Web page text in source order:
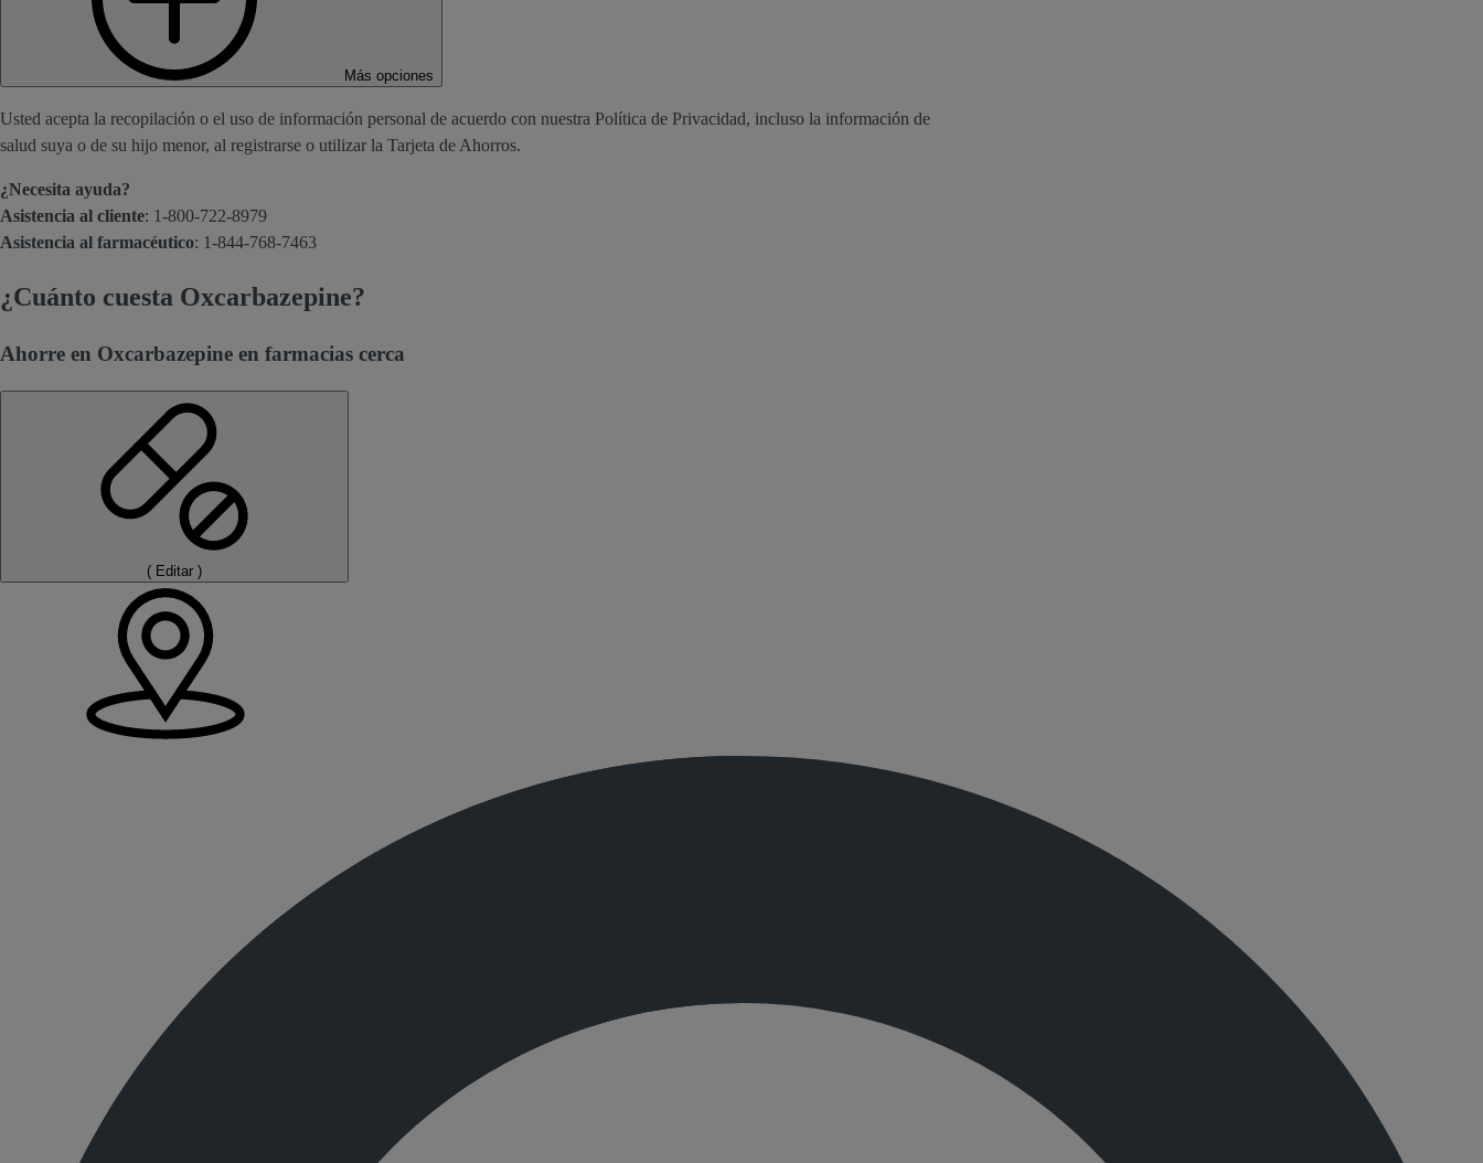
Más opciones
Usted acepta la recopilación o el uso de información personal de acuerdo con nuestra Política de Privacidad, incluso la información de
salud suya o de su hijo menor, al registrarse o utilizar la Tarjeta de Ahorros.
¿Necesita ayuda?
Asistencia al cliente: 1-800-722-8979
Asistencia al farmacéutico: 1-844-768-7463
¿Cuánto cuesta Oxcarbazepine?
Ahorre en Oxcarbazepine en farmacias cerca
( Editar )